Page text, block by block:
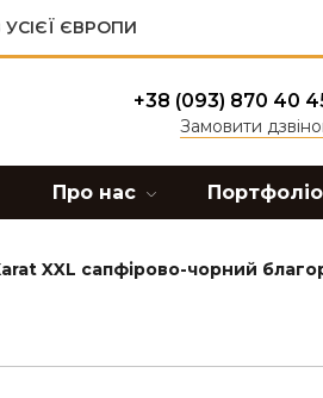
ЄВРОПИ
+38 (093) 870 40
Замовити
Про нас Портфоліо
XXL сапфірово-чорний